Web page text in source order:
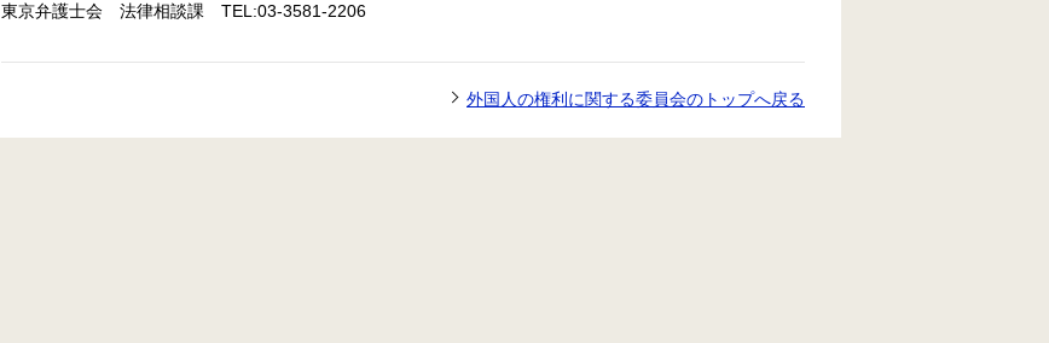
東京弁護士会 法律相談課 TEL:03-3581-2206
外国人の権利に関する委員会のトップへ戻る